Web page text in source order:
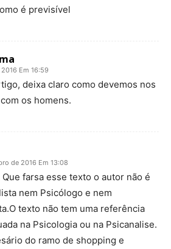
é previsível
Em 16:59
deixa claro como devemos nos
os homens.
de 2016 Em 13:08
Que farsa esse texto o autor não é
nem Psicólogo e nem
texto não tem uma referência
na Psicologia ou na Psicanalise.
do ramo de shopping e